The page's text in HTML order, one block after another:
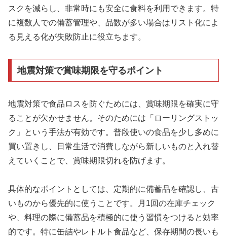
スクを減らし、非常時にも安全に食料を利用できます。特
に複数人での備蓄管理や、品数が多い場合はリスト化によ
る見える化が失敗防止に役立ちます。
地震対策で賞味期限を守るポイント
地震対策で食品ロスを防ぐためには、賞味期限を確実に守
ることが欠かせません。そのためには「ローリングストッ
ク」という手法が有効です。普段使いの食品を少し多めに
買い置きし、日常生活で消費しながら新しいものと入れ替
えていくことで、賞味期限切れを防げます。
具体的なポイントとしては、定期的に備蓄品を確認し、古
いものから優先的に使うことです。月1回の在庫チェック
や、料理の際に備蓄品を積極的に使う習慣をつけると効率
的です。特に缶詰やレトルト食品など、保存期間の長いも